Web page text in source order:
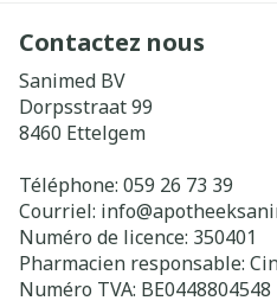
Contactez nous
Sanimed BV
Dorpsstraat 99
8460 Ettelgem
Téléphone: 059 26 73 39
Courriel: info@
Numéro de licence: 350401
Pharmacien responsable:
Numéro TVA: BE0448804548